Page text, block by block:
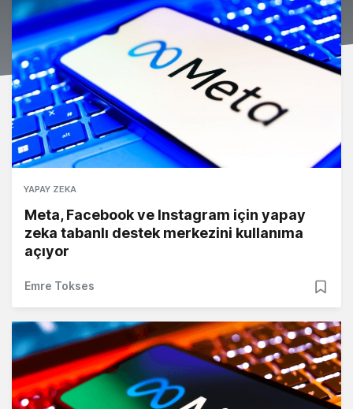
YAPAY ZEKA
Meta, Facebook ve Instagram için yapay
zeka tabanlı destek merkezini kullanıma
açıyor
Emre Tokses